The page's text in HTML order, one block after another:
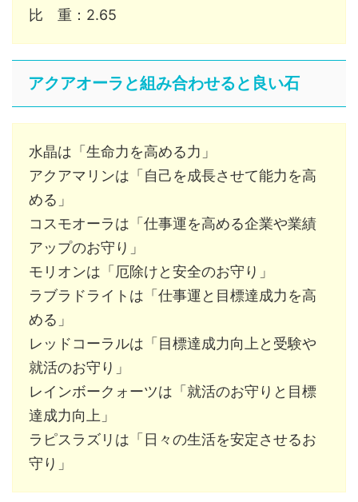
比 重：2.65
アクアオーラと組み合わせると良い石
水晶は「生命力を高める力」
アクアマリンは「自己を成長させて能力を高
める」
コスモオーラは「仕事運を高める企業や業績
アップのお守り」
モリオンは「厄除けと安全のお守り」
ラブラドライトは「仕事運と目標達成力を高
める」
レッドコーラルは「目標達成力向上と受験や
就活のお守り」
レインボークォーツは「就活のお守りと目標
達成力向上」
ラピスラズリは「日々の生活を安定させるお
守り」